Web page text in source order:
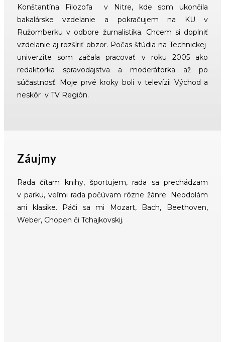
Konštantína Filozofa v Nitre, kde som ukončila
bakalárske vzdelanie a pokračujem na KU v
Ružomberku v odbore žurnalistika. Chcem si doplniť
vzdelanie aj rozšíriť obzor. Počas štúdia na Technickej
univerzite som začala pracovať v roku 2005 ako
redaktorka spravodajstva a moderátorka až po
súčastnosť. Moje prvé kroky boli v televízii Východ a
neskôr v TV Región.
Záujmy
Rada čítam knihy, športujem, rada sa prechádzam
v parku, veľmi rada počúvam rôzne žánre. Neodolám
ani klasike. Páči sa mi Mozart, Bach, Beethoven,
Weber, Chopen či Tchajkovskij.